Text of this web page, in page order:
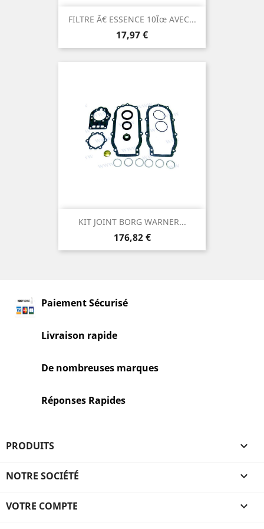
FILTRE Ã€ ESSENCE 10Îœ AVEC...
Prix
17,97 €
KIT JOINT BORG WARNER...
Prix
176,82 €
Paiement Sécurisé
Livraison rapide
De nombreuses marques
Réponses Rapides
PRODUITS 
NOTRE SOCIÉTÉ 
VOTRE COMPTE 